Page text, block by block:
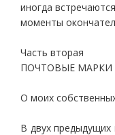
иногда
моменты
Часть вторая
ПОЧТОВЫЕ МАРКИ
О моих
В двух предыдущих